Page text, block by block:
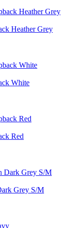
Heather Grey
White
Red
Grey S/M